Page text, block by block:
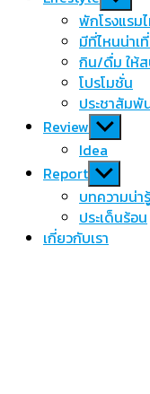
sub
menu
พักโรงแรม
มีที่ไหนน่าเ
กิน/ดื่ม ให้ส
โปรโมชั่น
ประชาสัมพั
Review Show
sub
menu
Idea
Report Show
sub
menu
บทความน่ารู้
ประเด็นร้อน
เกี่ยวกับเรา